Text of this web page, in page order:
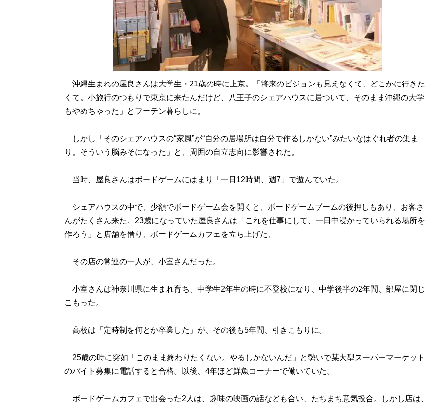
沖縄生まれの屋良さんは大学生・21歳の時に上京。「将来のビジョンも見えなくて、どこかに行きた
くて。小旅行のつもりで東京に来たんだけど、八王子のシェアハウスに居ついて、そのまま沖縄の大学
もやめちゃった」とフーテン暮らしに。
しかし「そのシェアハウスの“家風”が“自分の居場所は自分で作るしかない”みたいなはぐれ者の集ま
り。そういう脳みそになった」と、周囲の自立志向に影響された。
当時、屋良さんはボードゲームにはまり「一日12時間、週7」で遊んでいた。
シェアハウスの中で、少額でボードゲーム会を開くと、ボードゲームブームの後押しもあり、お客さ
んがたくさん来た。23歳になっていた屋良さんは「これを仕事にして、一日中浸かっていられる場所を
作ろう」と店舗を借り、ボードゲームカフェを立ち上げた、
その店の常連の一人が、小室さんだった。
小室さんは神奈川県に生まれ育ち、中学生2年生の時に不登校になり、中学後半の2年間、部屋に閉じ
こもった。
高校は「定時制を何とか卒業した」が、その後も5年間、引きこもりに。
25歳の時に突如「このまま終わりたくない。やるしかないんだ」と勢いで某大型スーパーマーケット
のバイト募集に電話すると合格。以後、4年ほど鮮魚コーナーで働いていた。
ボードゲームカフェで出会った2人は、趣味の映画の話なども合い、たちまち意気投合。しかし店は、